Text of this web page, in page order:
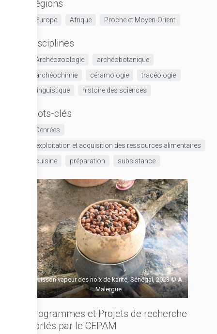
Régions
Europe Afrique Proche et Moyen-Orient
Disciplines
Archéozoologie
archéobotanique
archéochimie
céramologie
tracéologie
linguistique
histoire des sciences
Mots-clés
Denrées
exploitation et acquisition des ressources alimentaires
cuisine
préparation subsistance
Cuisson vapeur des noix de karité, Sénégal, 2023 © A.
Malergue
Programmes et Projets de recherche
portés par le CEPAM